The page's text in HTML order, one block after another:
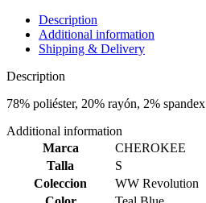
Description
Additional information
Shipping & Delivery
Description
78% poliéster, 20% rayón, 2% spandex
Additional information
Marca
CHEROKEE
Talla
S
Coleccion
WW Revolution